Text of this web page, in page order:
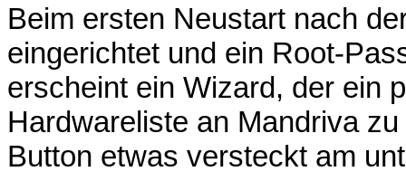
Beim ersten Neustart nach
eingerichtet und ein Root-
erscheint ein Wizard, der ein
Hardwareliste an Mandriva
Button etwas versteckt am